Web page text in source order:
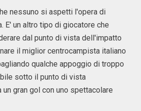
nessuno si aspetti l'opera di
E' un altro tipo di giocatore che
dal punto di vista dell'impatto
il miglior centrocampista italiano
qualche appoggio di troppo
sotto il punto di vista
gran gol con uno spettacolare